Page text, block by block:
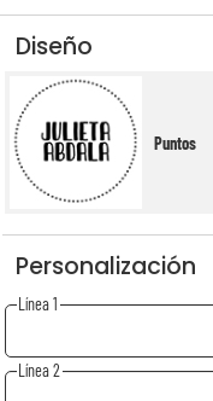
Diseño
Puntos
Personalización
Línea 1
Línea 2